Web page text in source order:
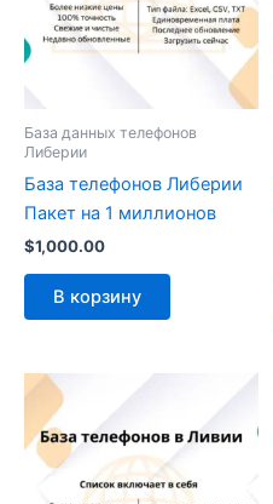
База данных телефонов
Либерии
База телефонов Либерии
Пакет на 1 миллионов
$1,000.00
В корзину